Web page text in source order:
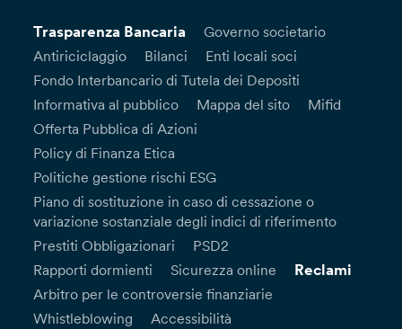
Trasparenza Bancaria
Governo societario
Antiriciclaggio
Bilanci
Enti locali soci
Fondo Interbancario di Tutela dei Depositi
Informativa al pubblico
Mappa del sito
Mifid
Offerta Pubblica di Azioni
Policy di Finanza Etica
Politiche gestione rischi ESG
Piano di sostituzione in caso di cessazione o
variazione sostanziale degli indici di riferimento
Prestiti Obbligazionari
PSD2
Rapporti dormienti
Sicurezza online Reclami
Arbitro per le controversie finanziarie
Whistleblowing
Accessibilità